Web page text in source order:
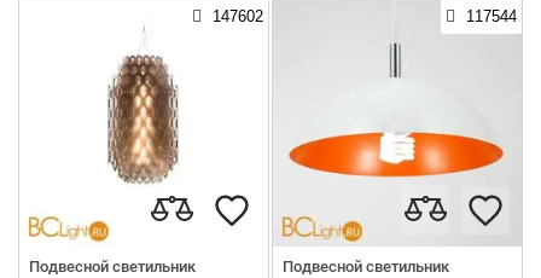
147602
Подвесной светильник
117544
Подвесной светильник